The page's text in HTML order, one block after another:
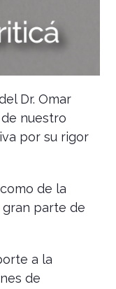
Dr. Omar
nuestro
por su rigor
de la
gran parte de
a la
de